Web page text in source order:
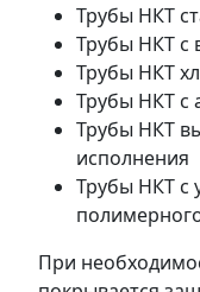
Трубы НКТ
Трубы НКТ с
Трубы НКТ
Трубы НКТ с
Трубы НКТ
исполнения
Трубы НКТ с
При